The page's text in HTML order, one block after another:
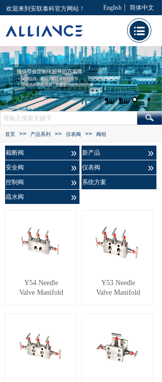
首页 >> 产品系列 >> 仪表阀 >> 阀组
新产品 »
仪表阀 »
系统方案
截断阀 »
安全阀 »
控制阀 »
疏水阀 »
Y54 Needle
Valve Manifold
Y53 Needle
Valve Manifold
欢迎来到安联泰科官方网站！ English 简体中文